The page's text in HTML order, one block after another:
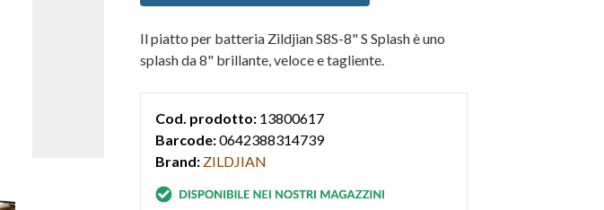
Il piatto per batteria Zildjian S8S-8" S Splash è uno
splash da 8" brillante, veloce e tagliente.
Cod. prodotto: 13800617
Barcode:0642388314739
Brand: ZILDJIAN